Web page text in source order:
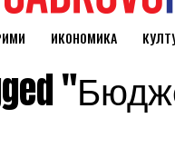
ИКОНОМИКА